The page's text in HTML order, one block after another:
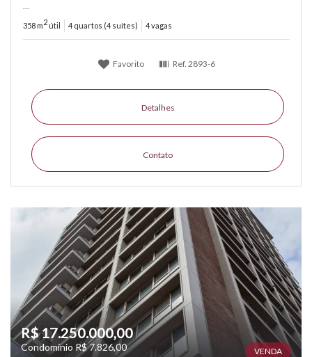
...
358 m2 útil 4 quartos (4 suítes) 4 vagas
Favorito Ref. 2893-6
Detalhes
Contato
R$ 17.250.000,00
Condomínio R$ 7.826,00 VENDA